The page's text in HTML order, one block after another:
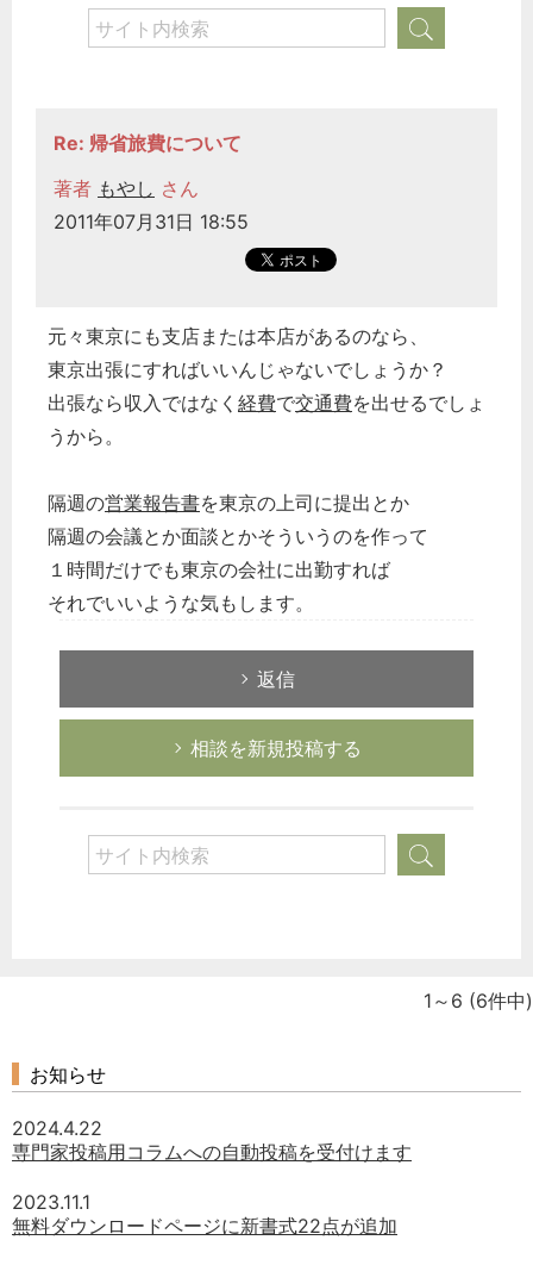
Re: 帰省旅費について
著者 もやし さん
2011年07月31日 18:55
元々東京にも支店または本店があるのなら、
東京出張にすればいいんじゃないでしょうか？
出張なら収入ではなく 経費で交通費を出せるでしょ
うから。
隔週の営業報告書を東京の上司に提出とか
隔週の会議とか面談とかそういうのを作って
１時間だけでも東京の会社に出勤すれば
それでいいような気もします。
返信
相談を新規投稿する
1～6 (6件中)
お知らせ
2024.4.22
専門家投稿用コラムへの自動投稿を受付けます
2023.11.1
無料ダウンロードページに新書式22点が追加